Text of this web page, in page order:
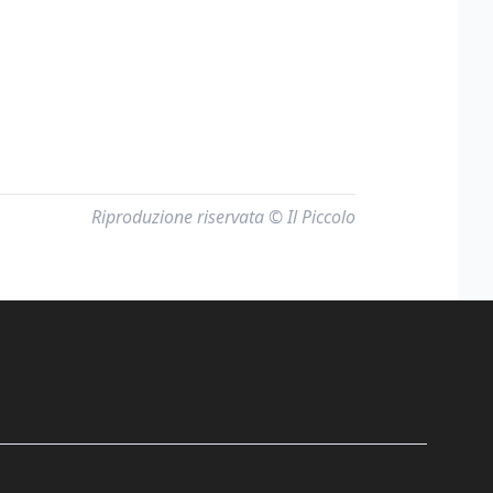
Riproduzione riservata © Il Piccolo